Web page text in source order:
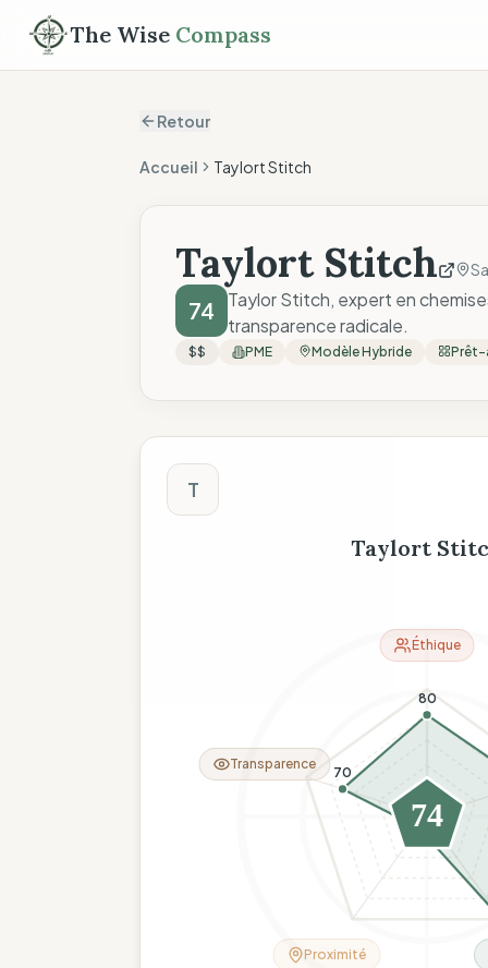
The Wise Compass
Retour
Accueil Taylort Stitch
Taylort Stitch
74
Taylor Stitch, expert en
transparence radicale.
$$ PME Modèle Hybride
Score The Wise
T
Taylort
80
11
70
74
Éthique
Proximité
Transparence